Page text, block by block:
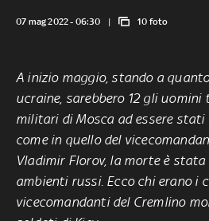
07 mag 2022 - 06:30 10 foto
A inizio maggio, stando a
ucraine, sarebbero 12 gli
militari di Mosca ad essere stati
come in quello del
Vladimir Florov, la morte è
ambienti russi. Ecco chi erano i
vicecomandanti del Cremlino